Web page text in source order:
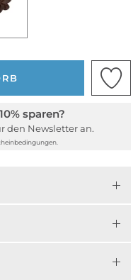
sparen?
den Newsletter an.